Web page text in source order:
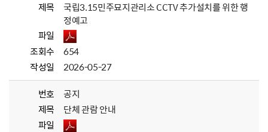
제목
국립3.15민주묘지관리소 CCTV 추가설치를 위한 행
정예고
파일
조회수
654
작성일
2026-05-27
번호
공지
제목
단체 관람 안내
파일